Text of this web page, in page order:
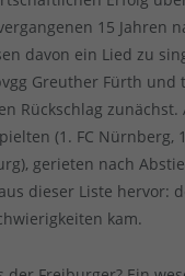
15 Jahren
davon ein Lied zu
Greuther Fürth
Rückschlag
(1. FC Nürnberg,
gerieten nach
dieser Liste hervor:
kam.